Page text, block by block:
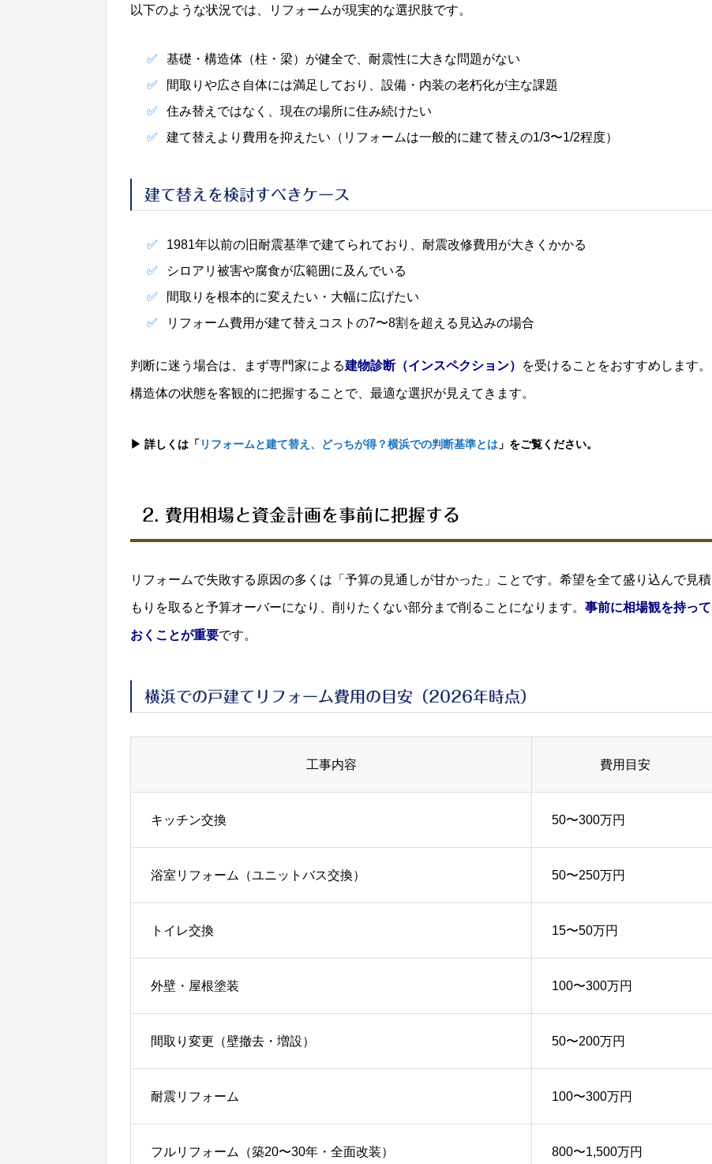
以下のような状況では、リフォームが現実的な選択肢です。
基礎・構造体（柱・梁）が健全で、耐震性に大きな問題がない
間取りや広さ自体には満足しており、設備・内装の老朽化が主な課題
住み替えではなく、現在の場所に住み続けたい
建て替えより費用を抑えたい（リフォームは一般的に建て替えの1/3〜1/2程度）
建て替えを検討すべきケース
1981年以前の旧耐震基準で建てられており、耐震改修費用が大きくかかる
シロアリ被害や腐食が広範囲に及んでいる
間取りを根本的に変えたい・大幅に広げたい
リフォーム費用が建て替えコストの7〜8割を超える見込みの場合
判断に迷う場合は、まず専門家による建物診断（インスペクション） を受けることをおすすめします。
構造体の状態を客観的に把握することで、最適な選択が見えてきます。
▶ 詳しくは「リフォームと建て替え、どっちが得？横浜での判断基準とは 」をご覧ください。
2. 費用相場と資金計画を事前に把握する
リフォームで失敗する原因の多くは「予算の見通しが甘かった」ことです。希望を全て盛り込んで見積
もりを取ると予算オーバーになり、削りたくない部分まで削ることになります。事前に相場観を持って
おくことが重要です。
横浜での戸建てリフォーム費用の目安（2026年時点）
工事内容 費用目安
キッチン交換 50〜300万円
浴室リフォーム（ユニットバス交換） 50〜250万円
トイレ交換 15〜50万円
外壁・屋根塗装 100〜300万円
間取り変更（壁撤去・増設） 50〜200万円
耐震リフォーム 100〜300万円
フルリフォーム（築20〜30年・全面改装） 800〜1,500万円